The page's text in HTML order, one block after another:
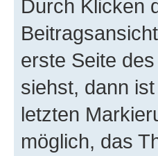
Durch Klicken
erste Seite
siehst, dann
letzten
möglich, das